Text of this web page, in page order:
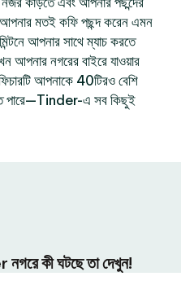
মতই কফি পছন্দ করেন এমন
আপনার সাথে ম্যাচ করতে
আপনার নগরের বাইরে যাওয়ার
আপনাকে 40টিরও বেশি
পারে—Tinder-এ সব কিছুই
কী ঘটছে তা দেখুন!